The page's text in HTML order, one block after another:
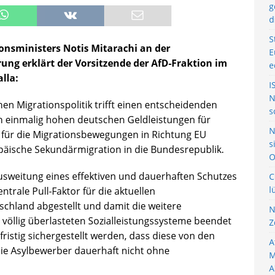
Notis Mitarachi an der
erklärt der Vorsitzende der AfD-Fraktion im
Migrationspolitik trifft einen entscheidenden
einmalig hohen deutschen Geldleistungen für
die Migrationsbewegungen in Richtung EU
Sekundärmigration in die Bundesrepublik.
eines effektiven und dauerhaften Schutzes
Pull-Faktor für die aktuellen
abgestellt und damit die weitere
überlasteten Sozialleistungssysteme beendet
sichergestellt werden, dass diese von den
Asylbewerber dauerhaft nicht ohne